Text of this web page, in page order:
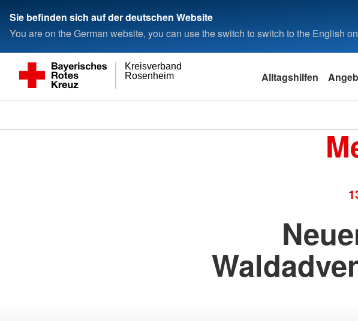
Sie befinden sich auf der deutschen Website
You are on the German website, you can use the switch to switch to the English
Rosenheim
Kreisverband
Alltagshilfen